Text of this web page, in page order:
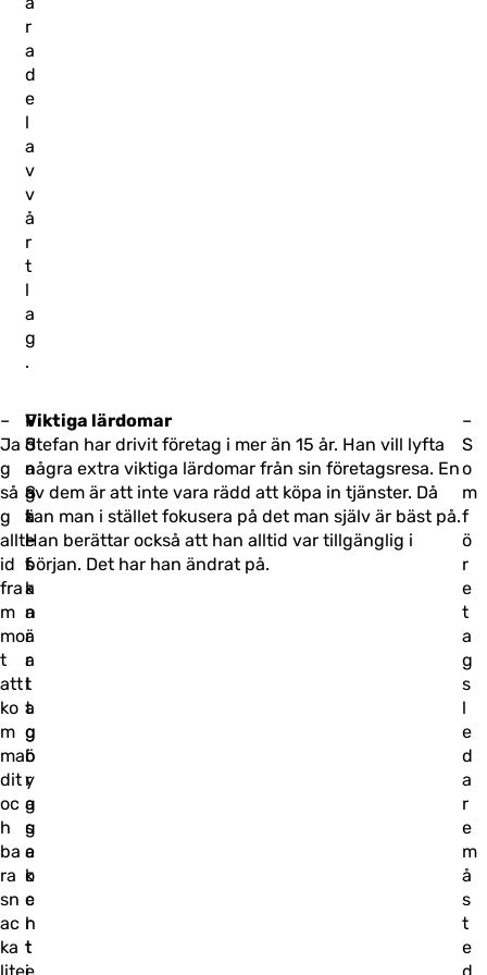
r
a
d
e
l
a
v
v
å
r
t
l
a
g
.
–
Ja
g
så
g
allt
id
fra
m
mo
t
att
ko
m
ma
dit
oc
h
ba
ra
sn
ac
ka
F
ö
r
S
t
e
f
a
n
ä
r
l
a
g
b
y
g
g
e
o
c
h
t
–
J
a
g
ä
l
s
k
a
r
a
t
t
g
ö
r
a
s
a
k
e
r
t
Viktiga lärdomar
Stefan har drivit företag i mer än 15 år. Han vill lyfta
några extra viktiga lärdomar från sin företagsresa. En
av dem är att inte vara rädd att köpa in tjänster. Då
kan man i stället fokusera på det man själv är bäst på.
Han berättar också att han alltid var tillgänglig i
början. Det har han ändrat på.
–
S
o
m
f
ö
r
e
t
a
g
s
l
e
d
a
r
e
m
å
s
t
e